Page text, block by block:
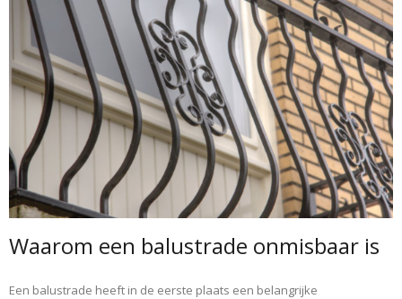
Waarom een balustrade onmisbaar is
Een balustrade heeft in de eerste plaats een belangrijke